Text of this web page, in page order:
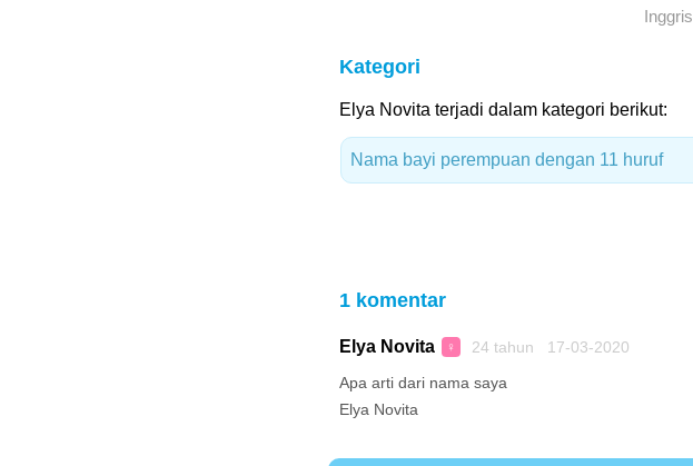
Inggris
Kategori
Elya Novita terjadi dalam kategori berikut:
Nama bayi perempuan dengan 11 huruf
1 komentar
Elya Novita ♀ 24 tahun 17-03-2020
Apa arti dari nama saya
Elya Novita